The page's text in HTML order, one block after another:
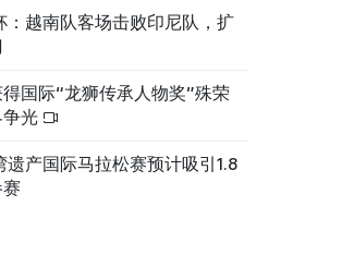
：越南队客场击败印尼队，扩
国际“龙狮传承人物奖”殊荣
光
遗产国际马拉松赛预计吸引1.8